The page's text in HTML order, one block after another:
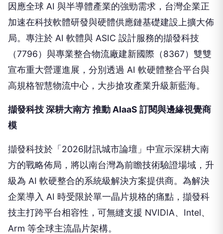
因應全球 AI 與半導體產業的強勁需求，台灣企業正
加速在科技軟體研發與硬體供應鏈基礎建設上擴大佈
局。專注於 AI 軟體與 ASIC 設計服務的擷發科技
（7796）與專業整合物流廠建新國際（8367）雙雙
宣布重大營運進展，分別透過 AI 軟硬體整合平台與
高規格智慧物流中心，大步搶攻產業升級新藍海。
擷發科技 深耕大南方 推動 AIaaS 訂閱與邊緣視覺商
模
擷發科技於「2026財訊城市論壇」中宣示深耕大南
方的戰略佈局，將以南台灣為前瞻技術驗證場域，升
級為 AI 軟硬整合的系統級解決方案提供商。為解決
企業導入 AI 時受限於單一晶片規格的痛點，擷發科
技主打跨平台相容性，可無縫支援 NVIDIA、Intel、
Arm 等全球主流晶片架構。